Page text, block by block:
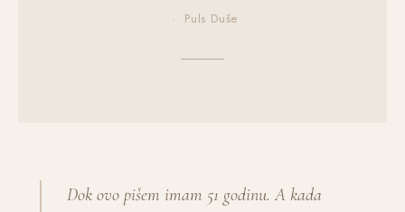
· Puls Duše
Dok ovo pišem imam 51 godinu. A kada